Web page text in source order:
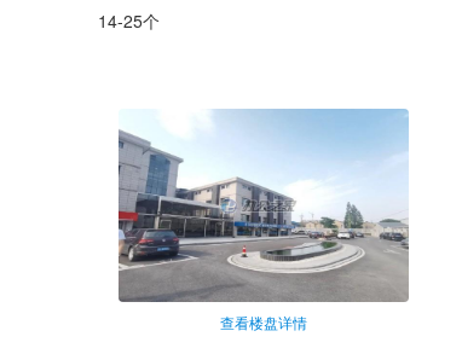
14-25个
查看楼盘详情